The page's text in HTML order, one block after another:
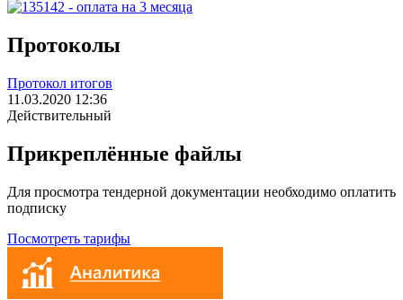
Протоколы
Протокол итогов
11.03.2020 12:36
Действительный
Прикреплённые файлы
Для просмотра тендерной документации необходимо оплатить
подписку
Посмотреть тарифы